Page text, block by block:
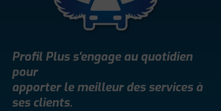
Profil Plus s'engage au quotidien
pour
apporter le meilleur des services à
ses clients.